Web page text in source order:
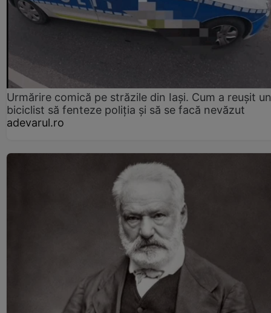
Urmărire comică pe străzile din Iași. Cum a reușit un
biciclist să fenteze poliția și să se facă nevăzut
adevarul.ro